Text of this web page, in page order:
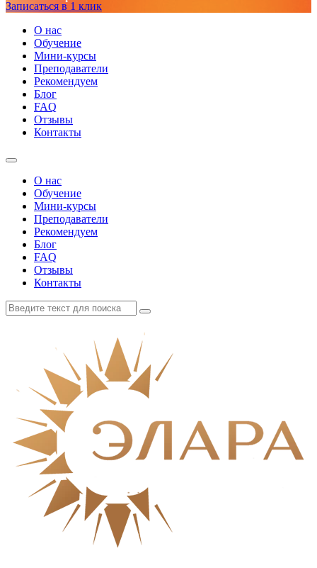
Записаться в 1 клик
О нас
Обучение
Мини-курсы
Преподаватели
Рекомендуем
Блог
FAQ
Отзывы
Контакты
О нас
Обучение
Мини-курсы
Преподаватели
Рекомендуем
Блог
FAQ
Отзывы
Контакты